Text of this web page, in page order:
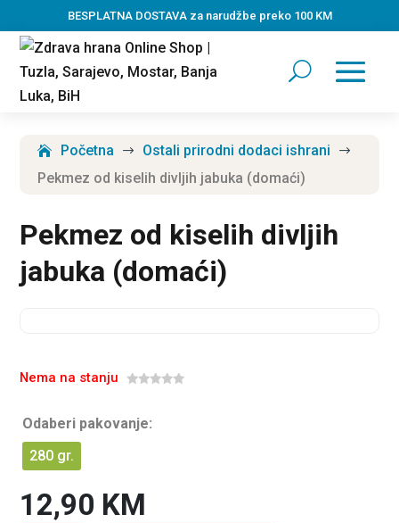
BESPLATNA DOSTAVA za narudžbe preko 100 KM
Početna $ Ostali prirodni dodaci ishrani $
Pekmez od kiselih divljih jabuka (domaći)
Pekmez od kiselih divljih
jabuka (domaći)
Nema na stanju
t
Odaberi pakovanje:
280 gr.
12,90 KM